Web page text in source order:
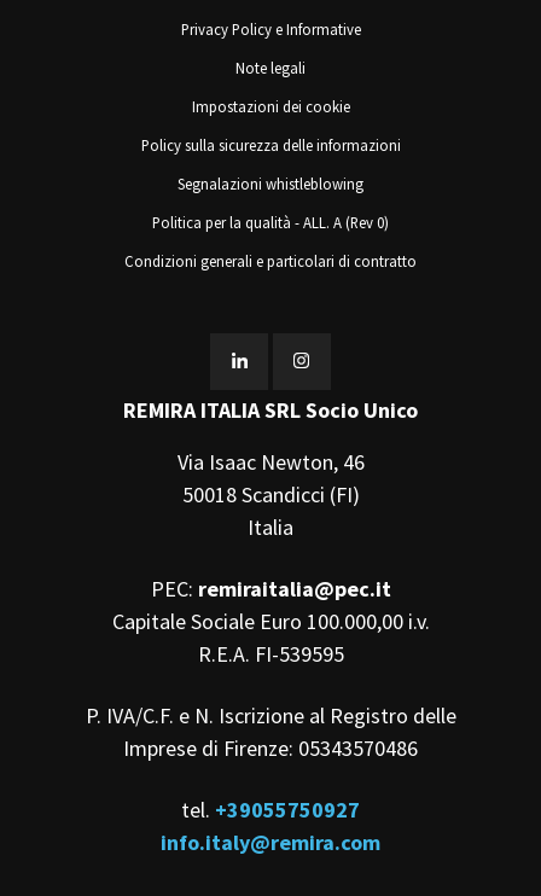
Privacy Policy e Informative
Note legali
Impostazioni dei cookie
Policy sulla sicurezza delle informazioni
Segnalazioni whistleblowing
Politica per la qualità - ALL. A (Rev 0)
Condizioni generali e particolari di contratto
REMIRA ITALIA SRL Socio Unico
Via Isaac Newton, 46
50018 Scandicci (FI)
Italia
PEC: remiraitalia@pec.it
Capitale Sociale Euro 100.000,00 i.v.
R.E.A. FI-539595
P. IVA/C.F. e N. Iscrizione al Registro delle
Imprese di Firenze: 05343570486
tel. +39055750927
info.italy@remira.com